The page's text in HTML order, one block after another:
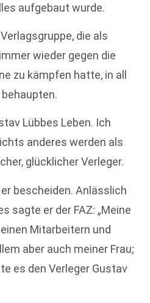
aufgebaut wurde.
die als
wieder gegen die
zu kämpfen hatte, in all
Lübbes Leben. Ich
anderes werden als
glücklicher Verleger.
bescheiden. Anlässlich
sagte er der FAZ: „Meine
Mitarbeitern und
aber auch meiner Frau;
es den Verleger Gustav